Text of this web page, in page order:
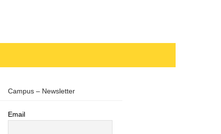
Campus – Newsletter
Email